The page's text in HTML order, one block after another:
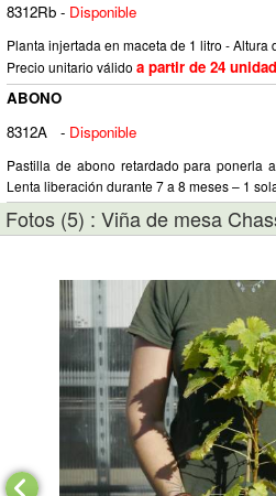
8312Rb - Disponible
Planta injertada en maceta de 1 litro - Altura
Precio unitario válido a partir de 24
ABONO
8312A
- Disponible
Pastilla de abono retardado para ponerla
Lenta liberación durante 7 a 8 meses – 1
Fotos (5) : Viña de mesa